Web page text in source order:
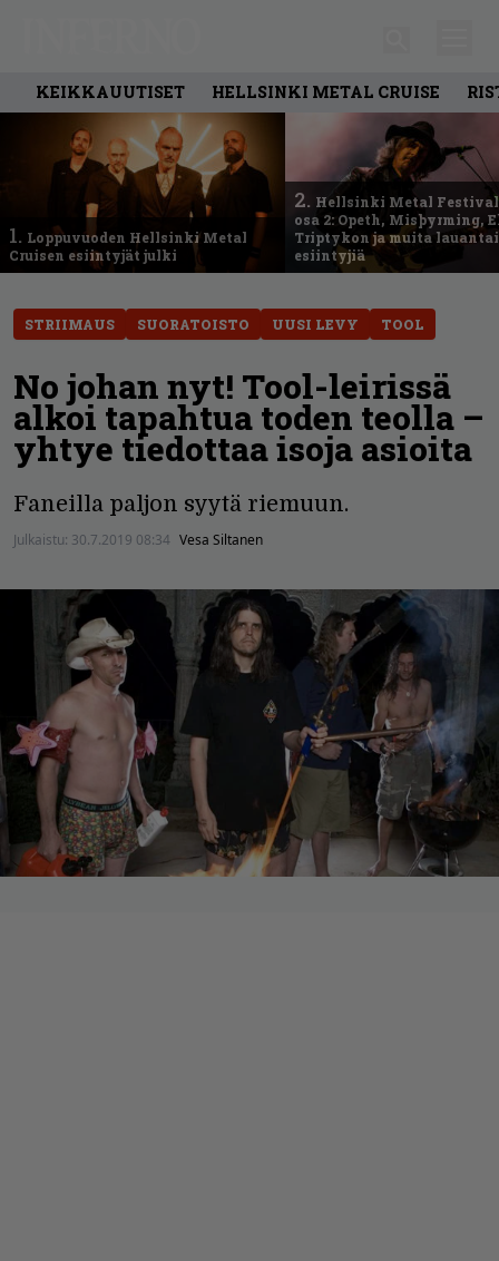
KEIKKAUUTISET HELLSINKI METAL CRUISE
1. Loppuvuoden Hellsinki Metal
Cruisen esiintyjät julki
2. Hellsinki Metal
osa 2: Opeth, Misþyrming,
Triptykon ja muita
esiintyjiä
STRIIMAUS SUORATOISTO UUSI LEVY TOOL
No johan nyt! Tool-leirissä
alkoi tapahtua toden teolla –
yhtye tiedottaa isoja asioita
Faneilla paljon syytä riemuun.
Julkaistu: 30.7.2019 08:34 Vesa Siltanen